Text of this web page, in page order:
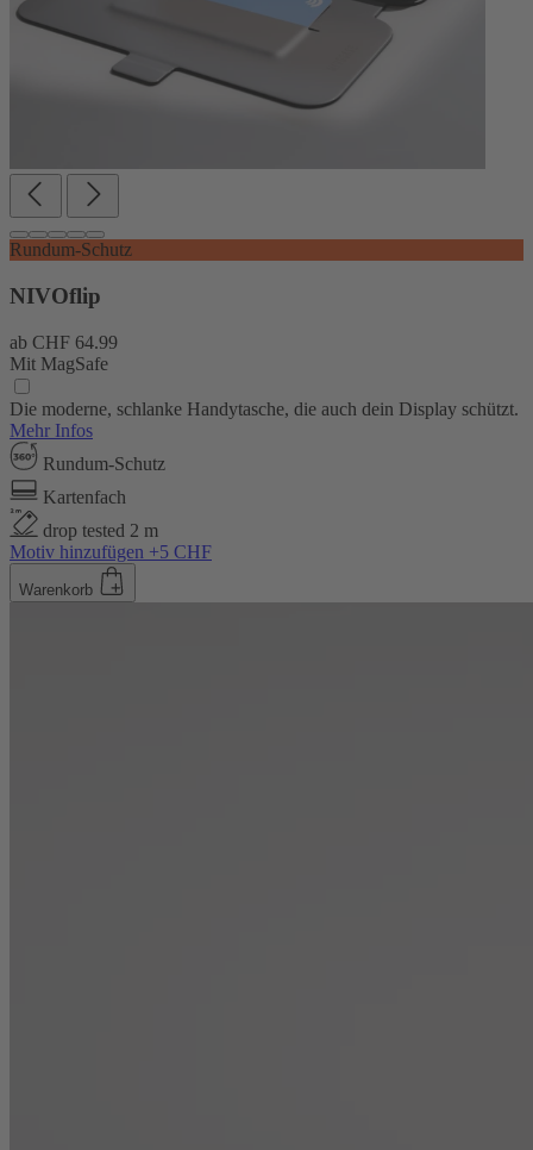
Rundum-Schutz
NIVOflip
ab CHF 64.99
Mit MagSafe
Die moderne, schlanke Handytasche, die auch dein Display schützt.
Mehr Infos
Rundum-Schutz
Kartenfach
drop tested 2 m
Motiv hinzufügen +5 CHF
Warenkorb